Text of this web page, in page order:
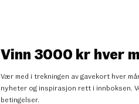
Vinn 3000 kr hver
Vær med i trekningen av gavekort hver
nyheter og inspirasjon rett i innboksen.
betingelser.